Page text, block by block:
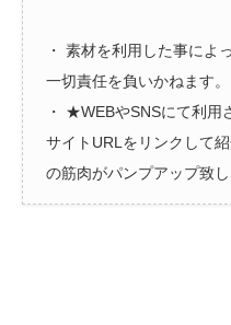
・ 素材を利用した事によ
一切責任を負いかねます。
・ ★WEBやSNSにて利用
サイトURLをリンクして
の筋肉がパンプアップ致し